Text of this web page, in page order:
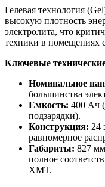
Гелевая технология
высокую плотность
электролита, что
техники в помещениях
Ключевые
Номинальное
большинства
Емкость: 400 Ач
подзарядки).
Конструкция: 24
равномерное
Габариты: 827
полное
XMT.